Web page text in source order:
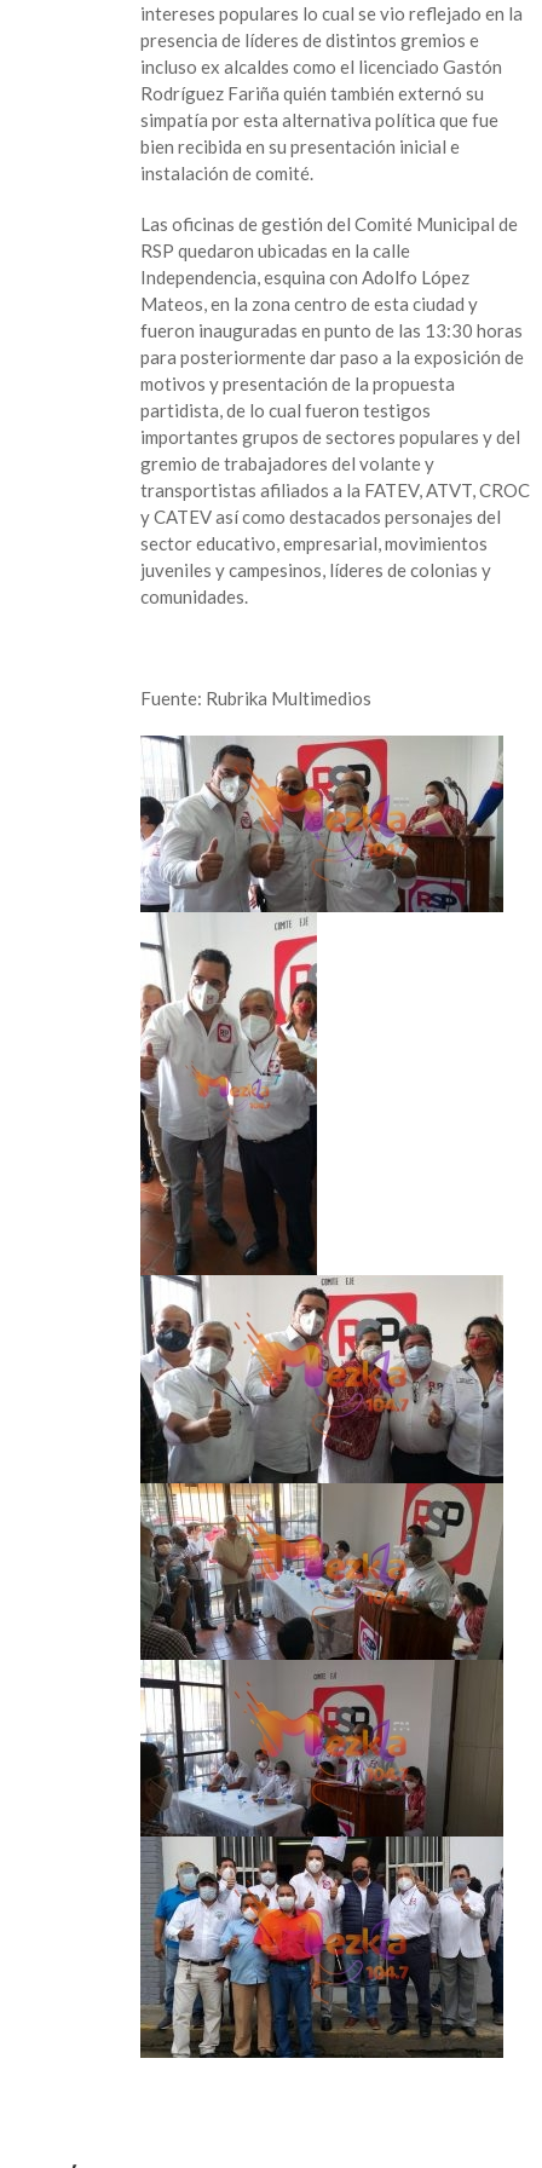
intereses populares lo cual se vio reflejado en la
presencia de líderes de distintos gremios e
incluso ex alcaldes como el licenciado Gastón
Rodríguez Fariña quién también externó su
simpatía por esta alternativa política que fue
bien recibida en su presentación inicial e
instalación de comité.
Las oficinas de gestión del Comité Municipal de
RSP quedaron ubicadas en la calle
Independencia, esquina con Adolfo López
Mateos, en la zona centro de esta ciudad y
fueron inauguradas en punto de las 13:30 horas
para posteriormente dar paso a la exposición de
motivos y presentación de la propuesta
partidista, de lo cual fueron testigos
importantes grupos de sectores populares y del
gremio de trabajadores del volante y
transportistas afiliados a la FATEV, ATVT, CROC
y CATEV así como destacados personajes del
sector educativo, empresarial, movimientos
juveniles y campesinos, líderes de colonias y
comunidades.
Fuente: Rubrika Multimedios